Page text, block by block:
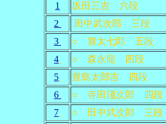
1
坂田三吉 六段
2
田中武次郎 三段
3
○ 簔太七郎 五段
4
○ 森永龍 四段
5
豊島太郎吉 四段
6
○ 寺田淺次郎 四段
7
○ 田中武次郎 三段